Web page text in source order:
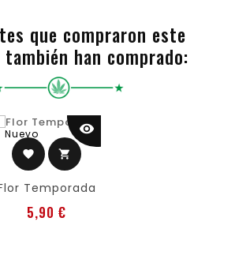
que compraron este
han comprado:
Nuevo
favorite shopping_cart
visibility
Temporada
5,90 €